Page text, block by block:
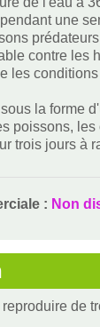
une
contre les
les
la forme
poissons,
trois jours à
: Non
de